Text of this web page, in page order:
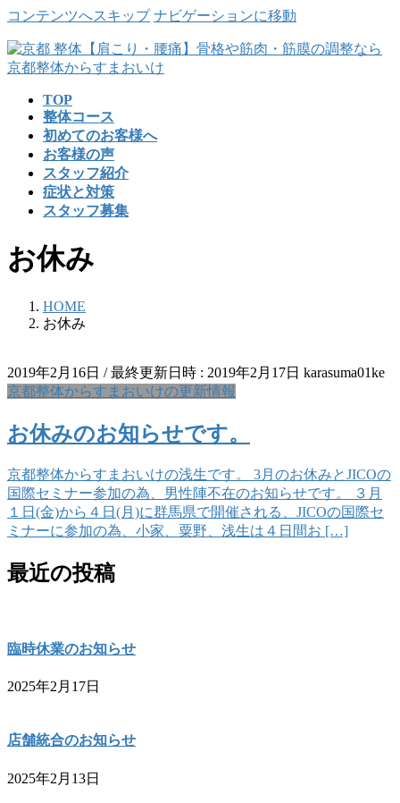
コンテンツへスキップ ナビゲーションに移動
TOP
整体コース
初めてのお客様へ
お客様の声
スタッフ紹介
症状と対策
スタッフ募集
お休み
HOME
お休み
2019年2月16日 / 最終更新日時 : 2019年2月17日 karasuma01ke
京都整体からすまおいけの更新情報
お休みのお知らせです。
京都整体からすまおいけの浅生です。 3月のお休みとJICOの
国際セミナー参加の為、男性陣不在のお知らせです。 ３月
１日(金)から４日(月)に群馬県で開催される、JICOの国際セ
ミナーに参加の為、小家、粟野、浅生は４日間お […]
最近の投稿
臨時休業のお知らせ
2025年2月17日
店舗統合のお知らせ
2025年2月13日